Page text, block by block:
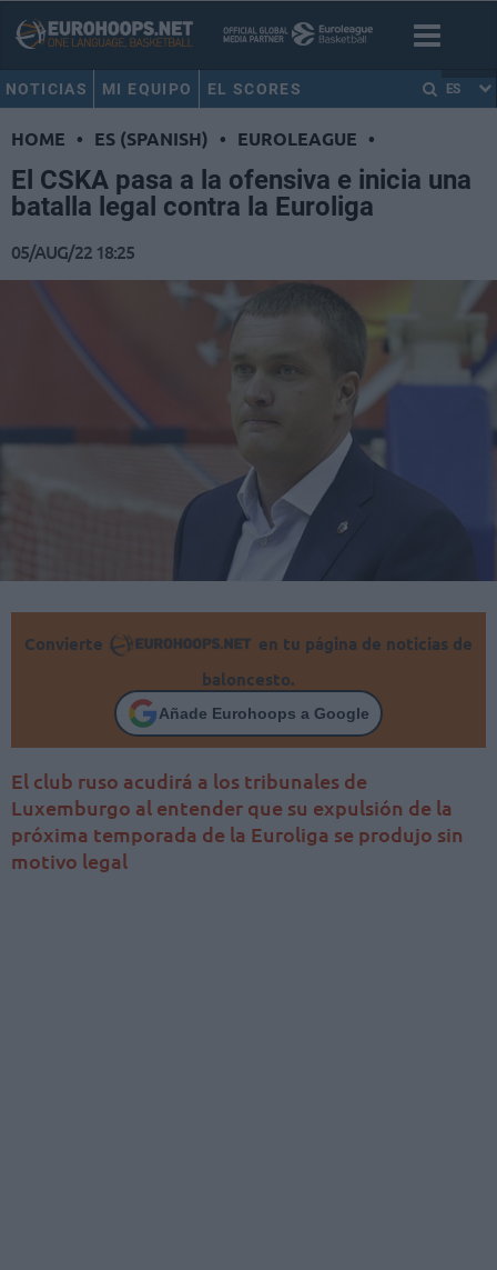
NOTICIAS MI EQUIPO EL SCORES ES
HOME • ES (SPANISH) • EUROLEAGUE •
El CSKA pasa a la ofensiva e inicia una
batalla legal contra la Euroliga
05/AUG/22 18:25
Convierte
en tu página de noticias de
baloncesto.
Añade Eurohoops a Google
El club ruso acudirá a los tribunales de
Luxemburgo al entender que su expulsión de la
próxima temporada de la Euroliga se produjo sin
motivo legal